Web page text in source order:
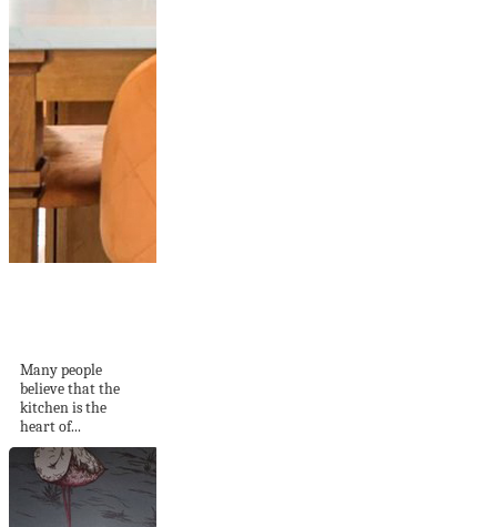
Many people
believe that the
kitchen is the
heart of...